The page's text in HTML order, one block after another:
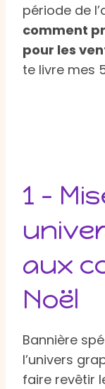
période de
comment
pour les
te livre mes
1 –
aux
Noël
Bannière
l’univers
faire revêtir